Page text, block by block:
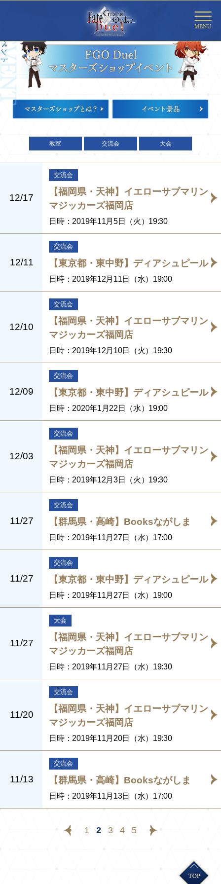
教室 交流会 大会
12/17
交流会
【福岡県・天神】イエローサブマリン
マジッカーズ福岡店
日時：2019年11月5日（火）19:30
12/11
交流会
【東京都・東中野】ディアシュピール
日時：2019年12月11日（水）19:00
12/10
交流会
【福岡県・天神】イエローサブマリン
マジッカーズ福岡店
日時：2019年12月10日（火）19:30
12/09
交流会
【東京都・東中野】ディアシュピール
日時：2020年1月22日（水）19:00
12/03
交流会
【福岡県・天神】イエローサブマリン
マジッカーズ福岡店
日時：2019年12月3日（火）19:30
11/27
交流会
【群馬県・高崎】Booksながしま
日時：2019年11月27日（水）17:00
11/27
交流会
【東京都・東中野】ディアシュピール
日時：2019年11月27日（水）19:00
11/27
大会
【福岡県・天神】イエローサブマリン
マジッカーズ福岡店
日時：2019年11月27日（水）19:30
11/20
交流会
【福岡県・天神】イエローサブマリン
マジッカーズ福岡店
日時：2019年11月20日（水）19:30
11/13
交流会
【群馬県・高崎】Booksながしま
日時：2019年11月13日（水）17:00
1 2 3 4 5